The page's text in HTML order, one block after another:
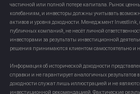
частичной или полной потере капитала. Рынок
колебаниям, и инвесторы должны учитывать
активов и уровня доходности. Менеджмент
публичных компаний, не несёт личной
инвесторами за результаты инвестиционной
решения принимаются клиентом самостоятельно и
Информация об исторической доходности
справки и не гарантирует аналогичных
доходности служат лишь иллюстрацией и не
инвестиционной рекомендацией. Фактические